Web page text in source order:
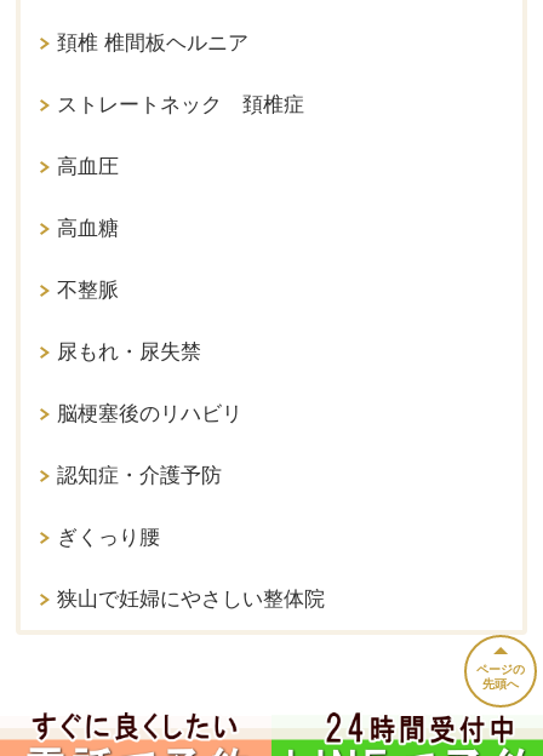
頚椎 椎間板ヘルニア
ストレートネック 頚椎症
高血圧
高血糖
不整脈
尿もれ・尿失禁
脳梗塞後のリハビリ
認知症・介護予防
ぎくっり腰
狭山で妊婦にやさしい整体院
ページの
先頭へ